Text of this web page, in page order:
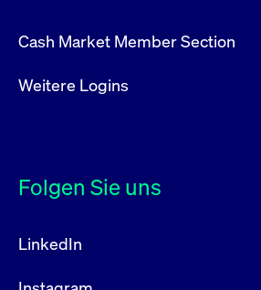
Cash Market Member Section
Weitere Logins
Folgen Sie uns
LinkedIn